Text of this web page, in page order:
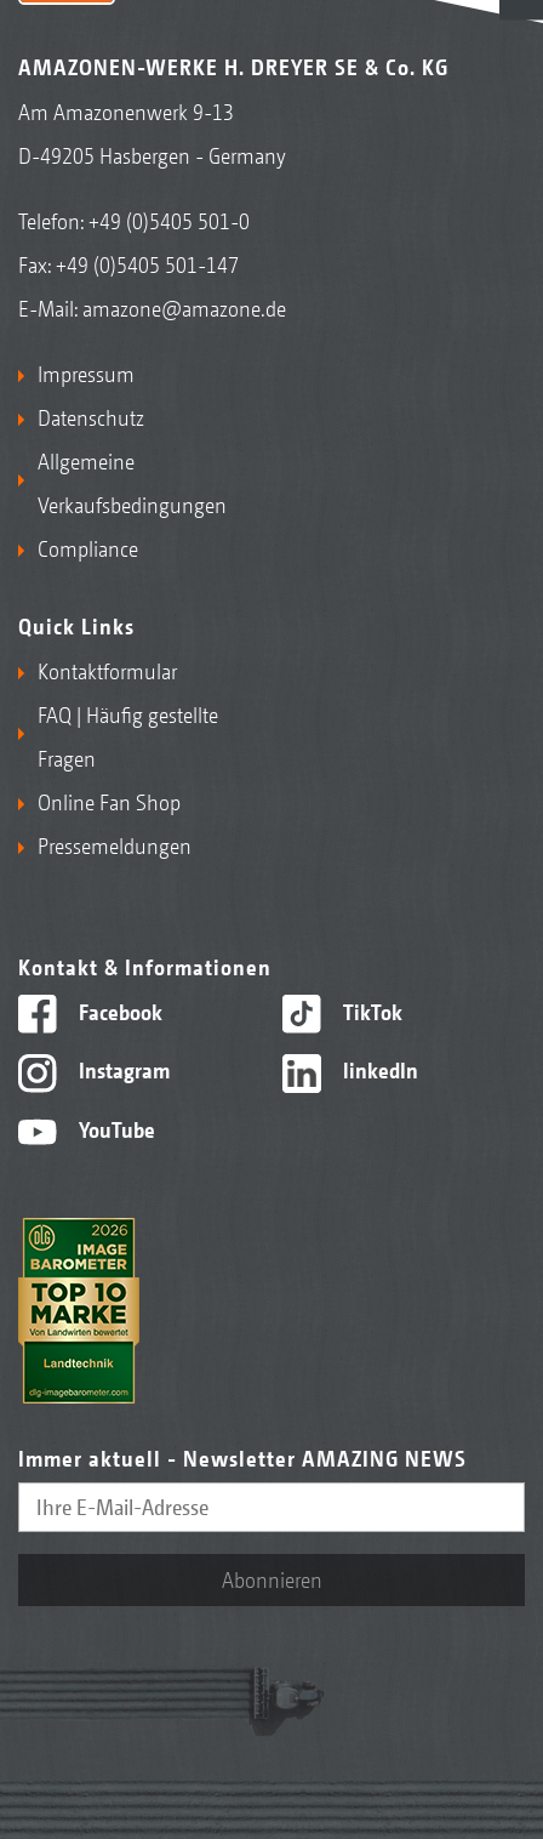
AMAZONEN-WERKE H. DREYER SE & Co. KG
Am Amazonenwerk 9-13
D-49205 Hasbergen - Germany
Telefon:+49 (0)5405 501-0
Fax: +49 (0)5405 501-147
E-Mail: amazone@amazone.de
Impressum
Datenschutz
Allgemeine
Verkaufsbedingungen
Compliance
Quick Links
Kontaktformular
FAQ | Häufig gestellte
Fragen
Online Fan Shop
Pressemeldungen
Kontakt & Informationen
Facebook
Instagram
YouTube
TikTok
linkedIn
Immer aktuell - Newsletter AMAZING NEWS
Abonnieren